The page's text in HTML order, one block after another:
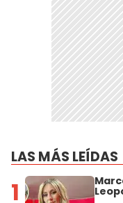
LAS MÁS LEÍDAS
1